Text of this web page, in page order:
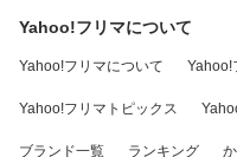
Yahoo!フリマについて
Yahoo!フリマについて Yahoo!
Yahoo!フリマトピックス
ブランド一覧 ランキング